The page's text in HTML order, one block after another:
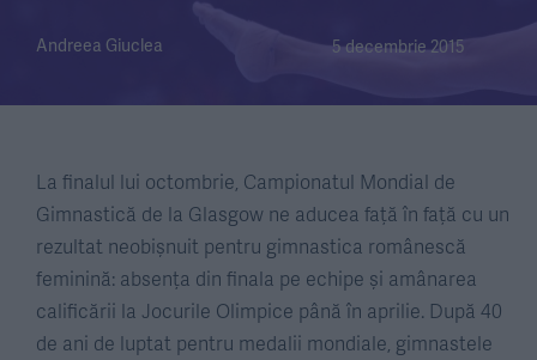
Andreea Giuclea 5 decembrie 2015
La finalul lui octombrie, Campionatul Mondial de
Gimnastică de la Glasgow ne aducea față în față cu un
rezultat neobișnuit pentru gimnastica românescă
feminină: absența din finala pe echipe și amânarea
calificării la Jocurile Olimpice până în aprilie. După 40
de ani de luptat pentru medalii mondiale, gimnastele